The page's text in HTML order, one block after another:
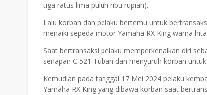
tiga ratus lima puluh ribu rupiah).
Lalu korban dan pelaku bertemu untuk
menaiki sepeda motor Yamaha RX King warna
Saat bertransaksi pelaku memperkenalkan diri
senapan C 521 Tuban dan menyuruh korban
Kemudian pada tanggal 17 Mei 2024 pelaku
Yamaha RX King yang dibawa korban saat